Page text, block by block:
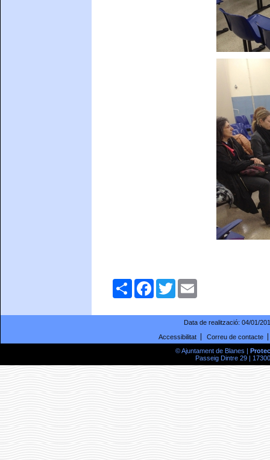
ComparteixFacebookTwitter
Data de realització: 04/01/
Accessibilitat
Correu de contacte
© Ajuntament de Blanes |
Passeig Dintre 29 |